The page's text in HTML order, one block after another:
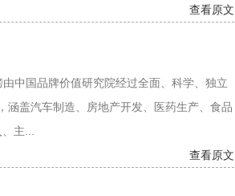
查看原文
中国品牌价值研究院经过全面、科学、独立
盖汽车制造、房地产开发、医药生产、食品
主...
查看原文